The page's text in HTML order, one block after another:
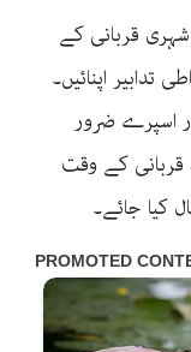
قربانی کے
تدابیر اپنائیں۔
اسپرے ضرور
قربانی کے وقت
کیا جائے۔